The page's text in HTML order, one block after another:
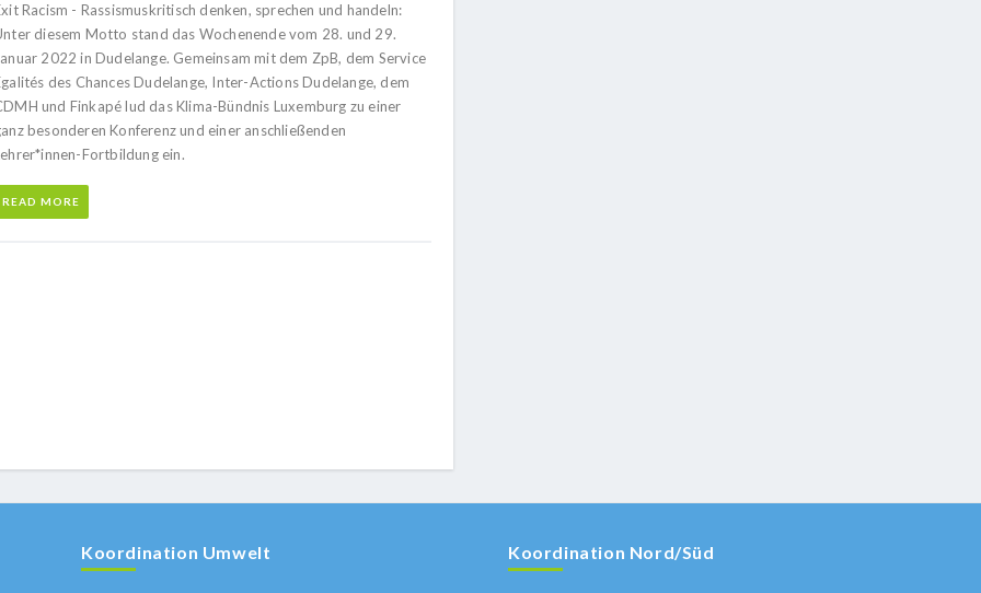
Racism - Rassismuskritisch denken, sprechen und handeln:
diesem Motto stand das Wochenende vom 28. und 29.
2022 in Dudelange. Gemeinsam mit dem ZpB, dem Service
des Chances Dudelange, Inter-Actions Dudelange, dem
und Finkapé lud das Klima-Bündnis Luxemburg zu einer
besonderen Konferenz und einer anschließenden
Fortbildung ein.
READ MORE
Koordination Umwelt Koordination Nord/Süd